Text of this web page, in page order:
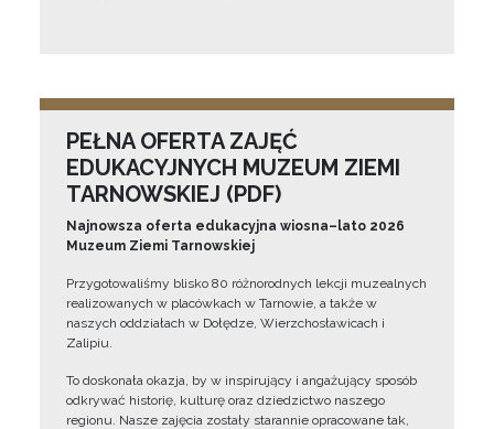
PEŁNA OFERTA ZAJĘĆ
EDUKACYJNYCH MUZEUM ZIEMI
TARNOWSKIEJ (PDF)
Najnowsza oferta edukacyjna wiosna–lato 2026
Muzeum Ziemi Tarnowskiej
Przygotowaliśmy blisko 80 różnorodnych lekcji muzealnych
realizowanych w placówkach w Tarnowie, a także w
naszych oddziałach w Dołędze, Wierzchosławicach i
Zalipiu.
To doskonała okazja, by w inspirujący i angażujący sposób
odkrywać historię, kulturę oraz dziedzictwo naszego
regionu. Nasze zajęcia zostały starannie opracowane tak,